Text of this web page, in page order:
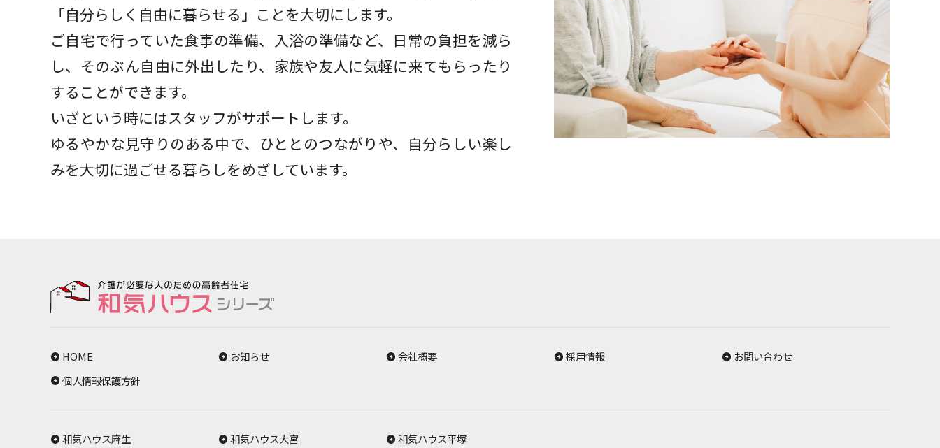
「自分らしく自由に暮らせる」ことを大切にします。
ご自宅で行っていた食事の準備、入浴の準備など、日常の負担を減ら
し、そのぶん自由に外出したり、家族や友人に気軽に来てもらったり
することができます。
いざという時にはスタッフがサポートします。
ゆるやかな見守りのある中で、ひととのつながりや、自分らしい楽し
みを大切に過ごせる暮らしをめざしています。
HOME お知らせ 会社概要 採用情報
お問い合わせ
個人情報保護方針
和気ハウス麻生 和気ハウス大宮 和気ハウス平塚